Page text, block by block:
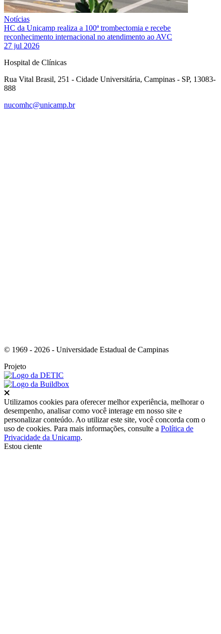
Notícias
HC da Unicamp realiza a 100ª trombectomia e recebe
reconhecimento internacional no atendimento ao AVC
27 jul 2026
Hospital de Clínicas
Rua Vital Brasil, 251 - Cidade Universitária, Campinas - SP, 13083-
888
nucomhc@unicamp.br
© 1969 - 2026 - Universidade Estadual de Campinas
Projeto
Utilizamos cookies para oferecer melhor experiência, melhorar o
desempenho, analisar como você interage em nosso site e
personalizar conteúdo. Ao utilizar este site, você concorda com o
uso de cookies. Para mais informações, consulte a Política de
Privacidade da Unicamp.
Estou ciente